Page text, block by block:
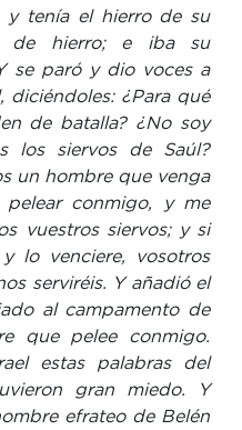
y tenía el hierro de su
de hierro; e iba su
se paró y dio voces a
diciéndoles: ¿Para qué
de batalla? ¿No soy
los siervos de Saúl?
un hombre que venga
conmigo, y me
vuestros siervos; y si
lo venciere, vosotros
serviréis. Y añadió el
al campamento de
que pelee conmigo.
estas palabras del
gran miedo. Y
efrateo de Belén